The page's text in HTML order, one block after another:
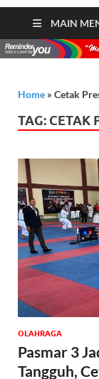
MAIN
Home » Cetak
TAG: CETAK
OLAHRAGA
Pasmar 3
Tangguh,